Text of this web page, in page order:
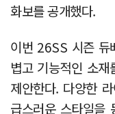
화보를 공개했다.
이번 26SS 시즌 듀
볍고 기능적인 소
제안한다. 다양한
급스러운 스타일을